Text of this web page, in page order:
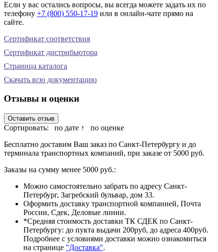
Если у вас остались вопросы, вы всегда можете задать их по
телефону +7 (800) 550-17-19 или в онлайн-чате прямо на
сайте.
Сертификат соответствия
Сертификат дистрибьютора
Страница каталога
Скачать всю документацию
Отзывы и оценки
Оставить отзыв
Сортировать: по дате ↑
по оценке
Бесплатно доставим Ваш заказ по Санкт-Петербургу и до
терминала транспортных компаний, при заказе от 5000 руб.
Заказы на сумму менее 5000 руб.:
Можно самостоятельно забрать по адресу Санкт-
Петербург, Загребский бульвар, дом 33.
Оформить доставку транспортной компанией, Почта
России, Сдек, Деловые линии.
*Средняя стоимость доставки ТК СДЕК по Санкт-
Петербургу: до пукта выдачи 200руб, до адреса 400руб.
Подробнее с условиями доставки можно ознакомиться
на странице "Доставка".